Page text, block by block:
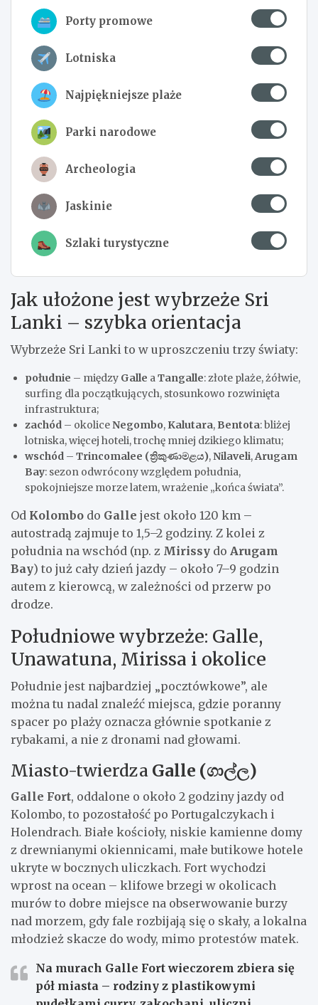
Porty promowe
Lotniska
Najpiękniejsze plaże
Parki narodowe
Archeologia
Jaskinie
Szlaki turystyczne
Jak ułożone jest wybrzeże Sri
Lanki – szybka orientacja
Wybrzeże Sri Lanki to w uproszczeniu trzy światy:
południe – między Galle aTangalle: złote plaże, żółwie,
surfing dla początkujących, stosunkowo rozwinięta
infrastruktura;
zachód – okoliceNegombo, Kalutara, Bentota: bliżej
lotniska, więcej hoteli, trochę mniej dzikiego klimatu;
wschód – Trincomalee (ත්‍රිකුණාමළය),Nilaveli,Arugam
Bay: sezon odwrócony względem południa,
spokojniejsze morze latem, wrażenie „końca świata”.
Od Kolombo do Galle jest około 120 km –
autostradą zajmuje to 1,5–2 godziny. Z kolei z
południa na wschód (np. z Mirissy do Arugam
Bay) to już cały dzień jazdy – około 7–9 godzin
autem z kierowcą, w zależności od przerw po
drodze.
Południowe wybrzeże: Galle,
Unawatuna, Mirissa i okolice
Południe jest najbardziej „pocztówkowe”, ale
można tu nadal znaleźć miejsca, gdzie poranny
spacer po plaży oznacza głównie spotkanie z
rybakami, a nie z dronami nad głowami.
Miasto-twierdza Galle (ගාල්ල)
Galle Fort, oddalone o około 2 godziny jazdy od
Kolombo, to pozostałość po Portugalczykach i
Holendrach. Białe kościoły, niskie kamienne domy
z drewnianymi okiennicami, małe butikowe hotele
ukryte w bocznych uliczkach. Fort wychodzi
wprost na ocean – klifowe brzegi w okolicach
murów to dobre miejsce na obserwowanie burzy
nad morzem, gdy fale rozbijają się o skały, a lokalna
młodzież skacze do wody, mimo protestów matek.
Na murach Galle Fortwieczorem zbiera się
pół miasta – rodziny z plastikowymi